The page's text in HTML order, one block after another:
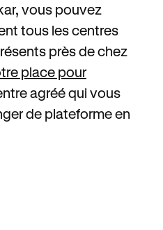
vous pouvez
tous les centres
près de chez
place pour
agréé qui vous
de plateforme en